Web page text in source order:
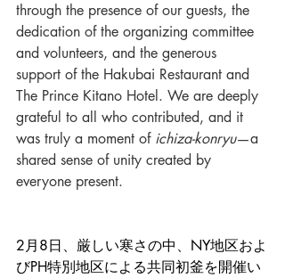
through the presence of our guests, the
dedication of the organizing committee
and volunteers, and the generous
support of the Hakubai Restaurant and
The Prince Kitano Hotel. We are deeply
grateful to all who contributed, and it
was truly a moment of ichiza-konryu—a
shared sense of unity created by
everyone present.
2月8日、厳しい寒さの中、NY地区およ
びPH特別地区による共同初釜を開催い